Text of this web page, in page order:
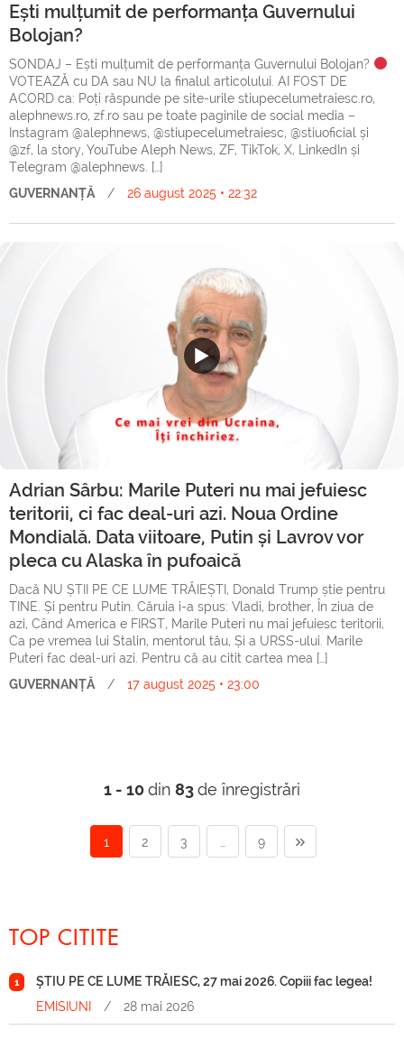
Ești mulțumit de performanța Guvernului
Bolojan?
SONDAJ – Ești mulțumit de performanța Guvernului Bolojan?
VOTEAZĂ cu DA sau NU la finalul articolului. AI FOST DE
ACORD ca: Poți răspunde pe site-urile stiupecelumetraiesc.ro,
alephnews.ro, zf.ro sau pe toate paginile de social media –
Instagram @alephnews, @stiupecelumetraiesc, @stiuoficial și
@zf, la story, YouTube Aleph News, ZF, TikTok, X, LinkedIn și
Telegram @alephnews. […]
GUVERNANȚĂ
/ 26 august 2025 • 22:32
Adrian Sârbu: Marile Puteri nu mai jefuiesc
teritorii, ci fac deal-uri azi. Noua Ordine
Mondială. Data viitoare, Putin și Lavrov vor
pleca cu Alaska în pufoaică
Dacă NU ȘTII PE CE LUME TRĂIEȘTI, Donald Trump știe pentru
TINE. Și pentru Putin. Căruia i-a spus: Vladi, brother, În ziua de
azi, Când America e FIRST, Marile Puteri nu mai jefuiesc teritorii,
Ca pe vremea lui Stalin, mentorul tău, Și a URSS-ului. Marile
Puteri fac deal-uri azi. Pentru că au citit cartea mea […]
GUVERNANȚĂ
/ 17 august 2025 • 23:00
1 - 10din 83de înregistrări
1 2 3 9
TOP CITITE
1
ȘTIU PE CE LUME TRĂIESC, 27 mai 2026. Copiii fac legea!
EMISIUNI
/ 28 mai 2026